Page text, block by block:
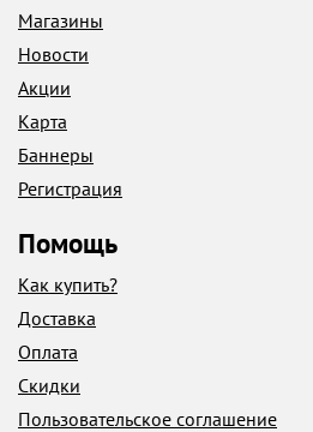
Магазины
Новости
Акции
Карта
Баннеры
Регистрация
Помощь
Как купить?
Доставка
Оплата
Скидки
Пользовательское соглашение